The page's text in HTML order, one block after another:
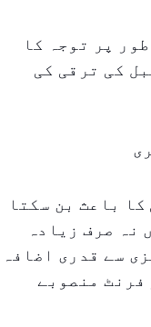
پر توجہ کا
کی ترقی کی
باعث بن سکتا
صرف زیادہ
سے قدری اضافہ
فرنٹ منصوبے